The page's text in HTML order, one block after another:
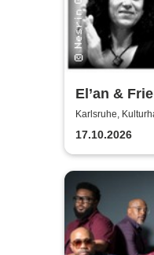
El’an &
Mikado
Karlsruhe,
17.10.2026